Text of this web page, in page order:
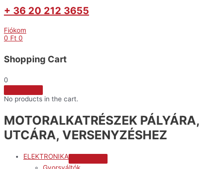
+ 36 20 212 3655
Fiókom
0 Ft 0
Shopping Cart
0
No products in the cart.
MOTORALKATRÉSZEK PÁLYÁRA,
UTCÁRA, VERSENYZÉSHEZ
ELEKTRONIKA
Gyorsváltók